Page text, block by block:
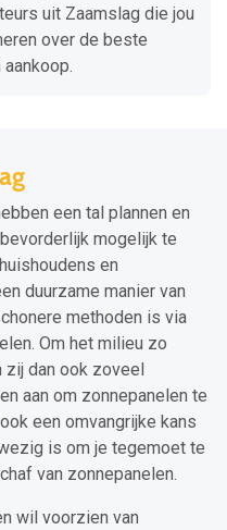
uit Zaamslag die jou
over de beste
een tal plannen en
mogelijk te
en
duurzame manier van
methoden is via
Om het milieu zo
dan ook zoveel
aan om zonnepanelen te
een omvangrijke kans
is om je tegemoet te
van zonnepanelen.
wil voorzien van